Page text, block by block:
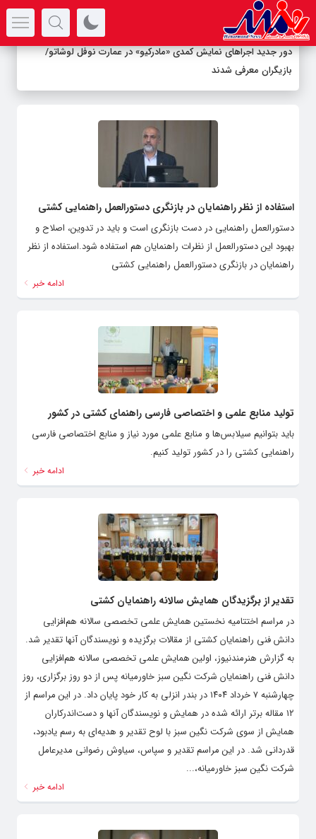
دور جدید اجراهای نمایش کمدی «مادرکیو» در عمارت نوفل لوشاتو/
بازیگران معرفی شدند
استفاده از نظر راهنمایان در بازنگری دستورالعمل راهنمایی کشتی
دستورالعمل راهنمایی در دست بازنگری است و باید در تدوین، اصلاح و
بهبود این دستورالعمل از نظرات راهنمایان هم استفاده شود.استفاده از نظر
راهنمایان در بازنگری دستورالعمل راهنمایی کشتی
ادامه خبر
تولید منابع علمی و اختصاصی فارسی راهنمای کشتی در کشور
باید بتوانیم سیلابس‌ها و منابع علمی مورد نیاز و منابع اختصاصی فارسی
راهنمایی کشتی را در کشور تولید کنیم.
ادامه خبر
تقدیر از برگزیدگان همایش سالانه راهنمایان کشتی
در مراسم اختتامیه نخستین همایش علمی تخصصی سالانه هم‌افزایی
دانش فنی راهنمایان کشتی از مقالات برگزیده و نویسندگان آنها تقدیر شد.
به گزارش هنرمندنیوز، اولین همایش علمی تخصصی سالانه هم‌افزایی
دانش فنی راهنمایان شرکت نگین سبز خاورمیانه پس از دو روز برگزاری، روز
چهارشنبه ۷ خرداد ۱۴۰۴ در بندر انزلی به کار خود پایان داد. در این مراسم از
۱۲ مقاله برتر ارائه شده در همایش و نویسندگان آنها و دست‌اندرکاران
همایش از سوی شرکت نگین سبز با لوح تقدیر و هدیه‌ای به رسم یادبود،
قدردانی شد. در این مراسم تقدیر و سپاس، سیاوش رضوانی مدیرعامل
شرکت نگین سبز خاورمیانه،...
ادامه خبر